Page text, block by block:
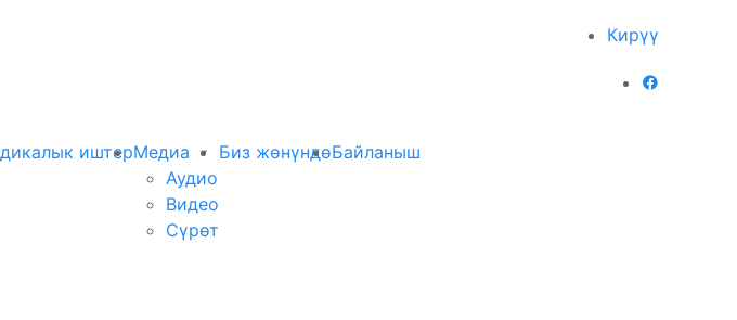
Кирүү
иштерМедиа
Аудио
Видео
Сүрөт
Биз жөнүндөБайланыш